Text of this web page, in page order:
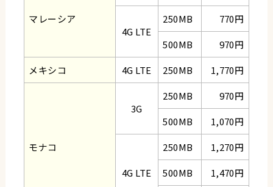
マレーシア
4G LTE
250MB
770円
500MB
970円
メキシコ
4G LTE 250MB 1,770円
モナコ
3G
250MB
970円
500MB
1,070円
4G LTE
250MB
1,270円
500MB
1,470円